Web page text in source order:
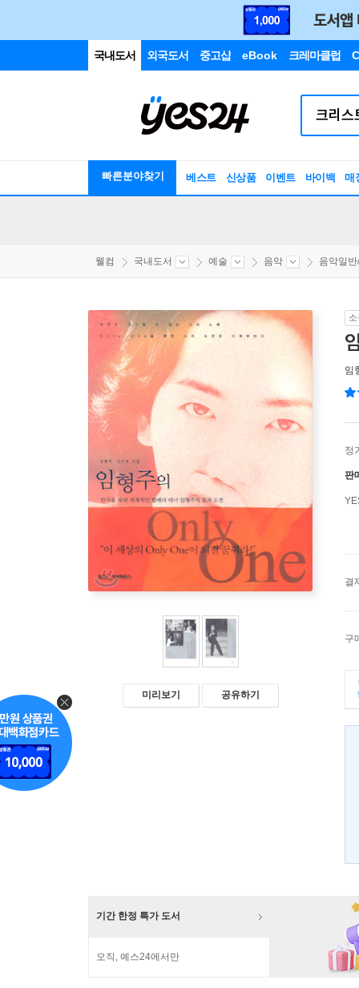
국내도서 외국도서 중고샵 eBook 크레마클럽
빠른분야찾기 베스트 신상품 이벤트 바이백 매
웰컴 국내도서 예술 음악 음악일
미리보기 공유하기
임
정
판
결
구
기간 한정 특가 도서
오직, 예스24에서만